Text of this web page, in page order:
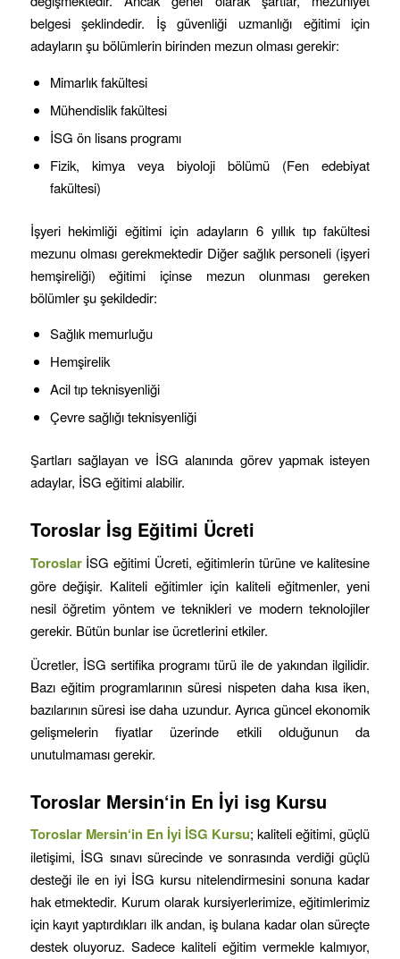
belgesi şeklindedir. İş güvenliği uzmanlığı eğitimi için
adayların şu bölümlerin birinden mezun olması gerekir:
Mimarlık fakültesi
Mühendislik fakültesi
İSG ön lisans programı
Fizik, kimya veya biyoloji bölümü (Fen edebiyat
fakültesi)
İşyeri hekimliği eğitimi için adayların 6 yıllık tıp fakültesi
mezunu olması gerekmektedir Diğer sağlık personeli (işyeri
hemşireliği) eğitimi içinse mezun olunması gereken
bölümler şu şekildedir:
Sağlık memurluğu
Hemşirelik
Acil tıp teknisyenliği
Çevre sağlığı teknisyenliği
Şartları sağlayan ve İSG alanında görev yapmak isteyen
adaylar, İSG eğitimi alabilir.
Toroslar İsg Eğitimi Ücreti
Toroslar İSG eğitimi Ücreti, eğitimlerin türüne ve kalitesine
göre değişir. Kaliteli eğitimler için kaliteli eğitmenler, yeni
nesil öğretim yöntem ve teknikleri ve modern teknolojiler
gerekir. Bütün bunlar ise ücretlerini etkiler.
Ücretler, İSG sertifika programı türü ile de yakından ilgilidir.
Bazı eğitim programlarının süresi nispeten daha kısa iken,
bazılarının süresi ise daha uzundur. Ayrıca güncel ekonomik
gelişmelerin fiyatlar üzerinde etkili olduğunun da
unutulmaması gerekir.
Toroslar Mersin‘in En İyi isg Kursu
Toroslar Mersin‘in En İyi İSG Kursu; kaliteli eğitimi, güçlü
iletişimi, İSG sınavı sürecinde ve sonrasında verdiği güçlü
desteği ile en iyi İSG kursu nitelendirmesini sonuna kadar
hak etmektedir. Kurum olarak kursiyerlerimize, eğitimlerimiz
için kayıt yaptırdıkları ilk andan, iş bulana kadar olan süreçte
destek oluyoruz. Sadece kaliteli eğitim vermekle kalmıyor,